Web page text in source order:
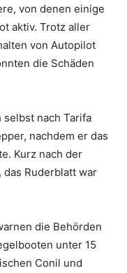
von denen einige
aktiv. Trotz aller
von Autopilot
die Schäden
nach Tarifa
nachdem er das
Kurz nach der
Ruderblatt war
die Behörden
unter 15
Conil und